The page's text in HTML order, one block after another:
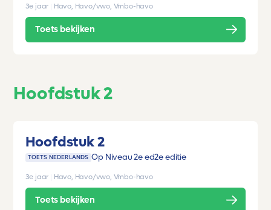
3e jaar Havo, Havo/vwo, Vmbo-havo
Toets bekijken
Hoofdstuk 2
Hoofdstuk 2
TOETS NEDERLANDS Op Niveau 2e ed2e editie
3e jaar Havo, Havo/vwo, Vmbo-havo
Toets bekijken